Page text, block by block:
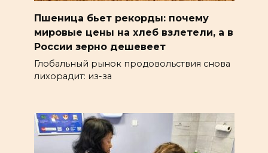
Пшеница бьет рекорды: почему
мировые цены на хлеб взлетели, а в
России зерно дешевеет
Глобальный рынок продовольствия снова
лихорадит: из-за